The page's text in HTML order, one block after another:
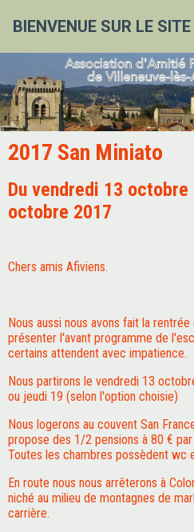
BIENVENUE SUR LE
2017 San Miniato
Du vendredi 13
octobre 2017
Chers amis Afiviens.
Nous aussi nous avons fait la
présenter l'avant programme de
certains attendent avec impatience.
Nous partirons le vendredi 13
ou jeudi 19 (selon l'option choisie)
Nous logerons au couvent San
propose des 1/2 pensions à 80 €
Toutes les chambres possèdent wc
En route nous nous arrêterons à
niché au milieu de montagnes de
carrière.